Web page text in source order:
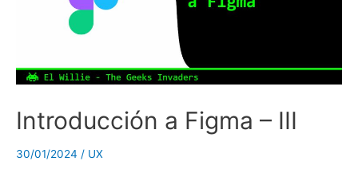
Introducción a Figma – III
30/01/2024 / UX